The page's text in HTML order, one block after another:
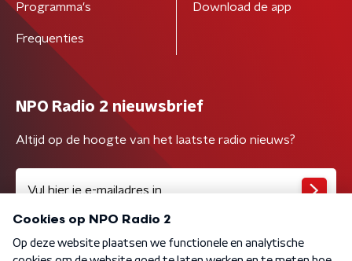
Programma's
Frequenties
Download de app
NPO Radio 2 nieuwsbrief
Altijd op de hoogte van het laatste radio nieuws?